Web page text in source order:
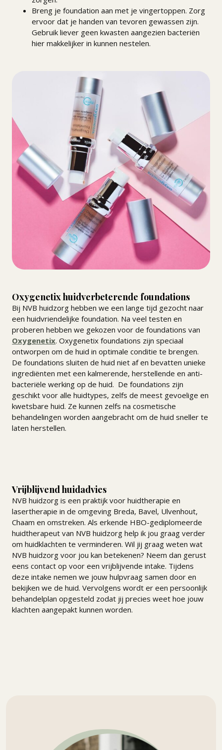
Breng je foundation aan met je vingertoppen. Zorg
ervoor dat je handen van tevoren gewassen zijn.
Gebruik liever geen kwasten aangezien bacteriën
hier makkelijker in kunnen nestelen.
Oxygenetix huidverbeterende foundations
Bij NVB huidzorg hebben we een lange tijd gezocht naar
een huidvriendelijke foundation. Na veel testen en
proberen hebben we gekozen voor de foundations van
Oxygenetix. Oxygenetix foundations zijn speciaal
ontworpen om de huid in optimale conditie te brengen.
De foundations sluiten de huid niet af en bevatten unieke
ingrediënten met een kalmerende, herstellende en anti-
bacteriële werking op de huid. De foundations zijn
geschikt voor alle huidtypes, zelfs de meest gevoelige en
kwetsbare huid. Ze kunnen zelfs na cosmetische
behandelingen worden aangebracht om de huid sneller te
laten herstellen.
Vrijblijvend huidadvies
NVB huidzorg is een praktijk voor huidtherapie en
lasertherapie in de omgeving Breda, Bavel, Ulvenhout,
Chaam en omstreken. Als erkende HBO-gediplomeerde
huidtherapeut van NVB huidzorg help ik jou graag verder
om huidklachten te verminderen. Wil jij graag weten wat
NVB huidzorg voor jou kan betekenen? Neem dan gerust
eens contact op voor een vrijblijvende intake. Tijdens
deze intake nemen we jouw hulpvraag samen door en
bekijken we de huid. Vervolgens wordt er een persoonlijk
behandelplan opgesteld zodat jij precies weet hoe jouw
klachten aangepakt kunnen worden.